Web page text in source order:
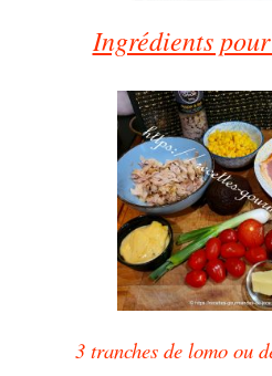
Ingrédients
3 tranches de lomo ou